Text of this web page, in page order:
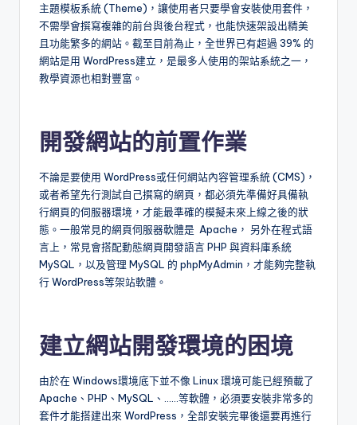
主題模板系統 (Theme)，讓使用者只要學會安裝使用套件，
不需學會撰寫複雜的前台與後台程式，也能快速架設出精美
且功能繁多的網站。截至目前為止，全世界已有超過 39% 的
網站是用 WordPress建立，是最多人使用的架站系統之一，
教學資源也相對豐富。
開發網站的前置作業
不論是要使用 WordPress或任何網站內容管理系統 (CMS)，
或者希望先行測試自己撰寫的網頁，都必須先準備好具備執
行網頁的伺服器環境，才能最準確的模擬未來上線之後的狀
態。一般常見的網頁伺服器軟體是 Apache， 另外在程式語
言上，常見會搭配動態網頁開發語言 PHP 與資料庫系統
MySQL，以及管理 MySQL 的 phpMyAdmin，才能夠完整執
行 WordPress等架站軟體。
建立網站開發環境的困境
由於在 Windows環境底下並不像 Linux 環境可能已經預載了
Apache、PHP、MySQL、……等軟體，必須要安裝非常多的
套件才能搭建出來 WordPress，全部安裝完畢後還要再進行